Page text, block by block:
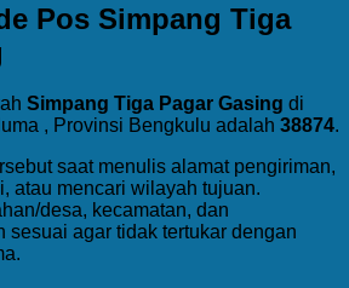
Pos Simpang Tiga
Simpang Tiga Pagar Gasing di
, Provinsi Bengkulu adalah 38874.
saat menulis alamat pengiriman,
atau mencari wilayah tujuan.
desa, kecamatan, dan
sesuai agar tidak tertukar dengan